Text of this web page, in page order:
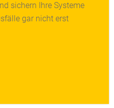
sichern Ihre Systeme
gar nicht erst
erkennen Störungen,
Ihre IT stabil, selbst in